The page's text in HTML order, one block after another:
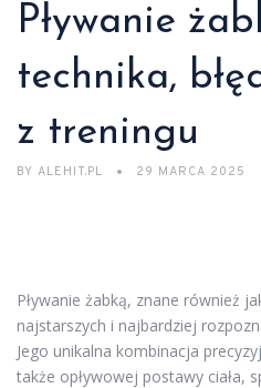
Pływanie
technika,
z treningu
BY ALEHIT.PL 29 MARCA 2025
Pływanie żabką, znane również
najstarszych i najbardziej
Jego unikalna kombinacja
także opływowej postawy ciała,